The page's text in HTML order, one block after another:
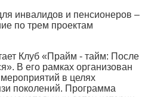
инвалидов и пенсионеров –
по трем проектам
Клуб «Прайм - тайм: После
В его рамках организован
в целях
поколений. Программа